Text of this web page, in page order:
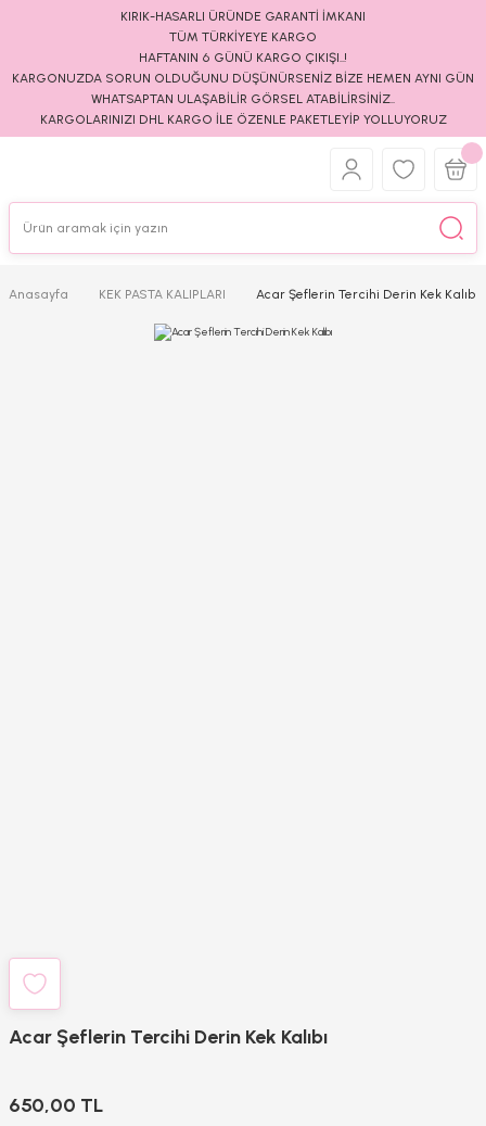
KIRIK-HASARLI ÜRÜNDE GARANTİ İMKANI
TÜM TÜRKİYEYE KARGO
HAFTANIN 6 GÜNÜ KARGO ÇIKIŞI..!
KARGONUZDA SORUN OLDUĞUNU DÜŞÜNÜRSENİZ BİZE HEMEN AYNI GÜN
WHATSAPTAN ULAŞABİLİR GÖRSEL ATABİLİRSİNİZ..
KARGOLARINIZI DHL KARGO İLE ÖZENLE PAKETLEYİP YOLLUYORUZ
Anasayfa KEK PASTA KALIPLARI Acar Şeflerin Tercihi Derin Kek Kalıbı
Acar Şeflerin Tercihi Derin Kek Kalıbı
650,00 TL